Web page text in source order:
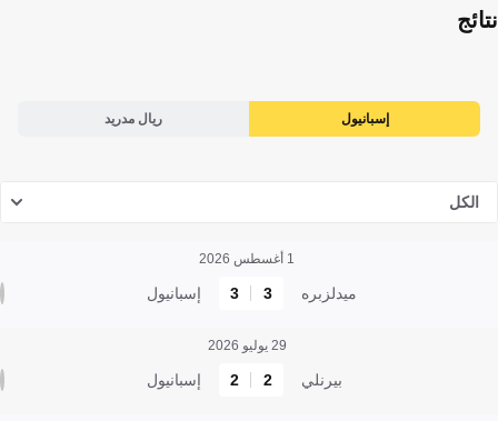
نتائج
إسبانيول ريال مدريد
الكل
1 أغسطس 2026
ميدلزبره 3
3 إسبانيول
29 يوليو 2026
بيرنلي 2
2 إسبانيول